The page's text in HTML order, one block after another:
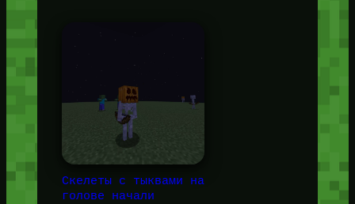
Скелеты с тыквами на
голове начали